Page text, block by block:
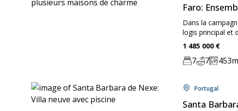
Faro:
Dans la
logis principal et
Price:
1 485 000 €
Chambre:
7Bathrooms:
7Zone:
453
Location:
Portugal
Santa